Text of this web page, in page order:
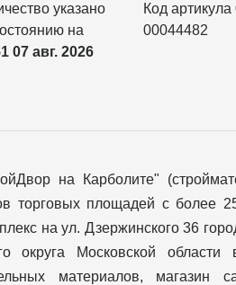
указано
на
07 авг. 2026
Код артикула
00044482
на Карболите"
торговых площадей с более
на ул. Дзержинского 36
округа Московской
материалов, магазин